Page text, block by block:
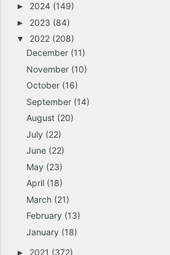
► 2024 (149)
► 2023 (84)
▼ 2022 (208)
December (11)
November (10)
October (16)
September (14)
August (20)
July (22)
June (22)
May (23)
April (18)
March (21)
February (13)
January (18)
► 2021 (372)